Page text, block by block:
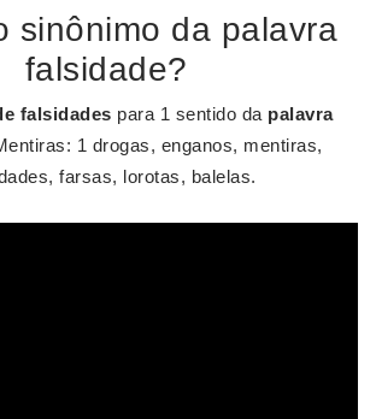
sinônimo da palavra
falsidade?
falsidades para 1 sentido da palavra
1 drogas, enganos, mentiras,
farsas, lorotas, balelas.